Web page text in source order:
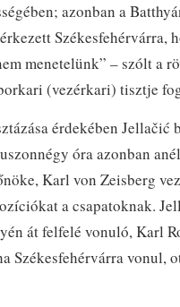
azonban a
Székesfehérvárra,
menetelünk” – szólt a
(vezérkari) tisztje
érdekében Jellačić
óra azonban
Karl von Zeisberg
a csapatoknak.
át felfelé vonuló, Karl
Székesfehérvárra vonul,